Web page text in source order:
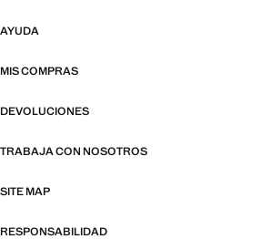
AYUDA
MIS COMPRAS
DEVOLUCIONES
TRABAJA CON NOSOTROS
SITE MAP
RESPONSABILIDAD